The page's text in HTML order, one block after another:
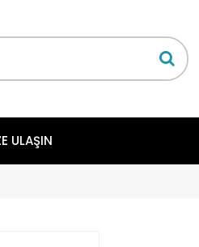
ULAŞIN